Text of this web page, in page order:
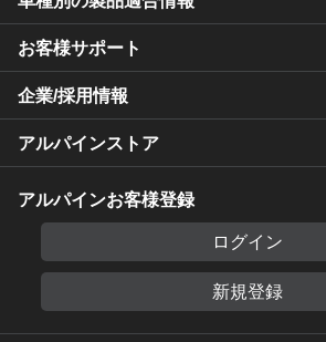
お客様サポート
企業/採用情報
アルパインストア
アルパインお客様登録
ログイン
新規登録